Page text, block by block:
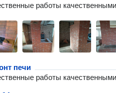
работы
печи
работы